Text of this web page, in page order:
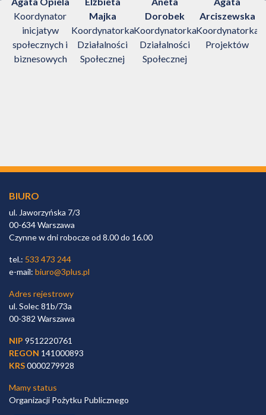
Koordynator
inicjatyw
społecznych i
biznesowych
Majka
Koordynatorka
Działalności
Społecznej
Dorobek
Koordynatorka
Działalności
Społecznej
Arciszewska
Koordynatorka
Projektów
BIURO
ul. Jaworzyńska 7/3
00-634 Warszawa
Czynne w dni robocze od 8.00 do 16.00
tel.: 533 473 244
e-mail: biuro@3plus.pl
Adres rejestrowy
ul. Solec 81b/73a
00-382 Warszawa
NIP 9512220761
REGON 141000893
KRS0000279928
Mamy status
Organizacji Pożytku Publicznego